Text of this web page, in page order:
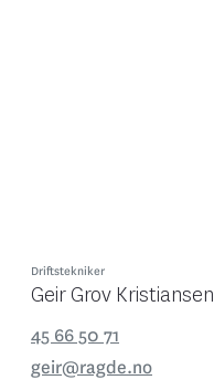
Driftstekniker
Geir Grov Kristiansen
45 66 50 71
geir@ragde.no